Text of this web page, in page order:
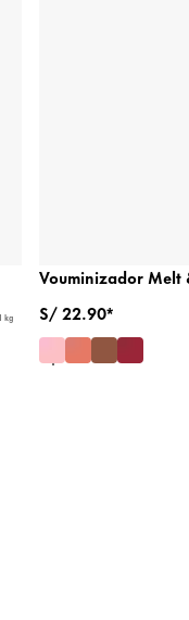
kg
Vouminizador Melt
S/ 22.90*